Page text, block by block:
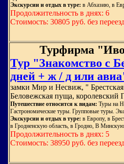
Экскурсии и отдых в туре: в Абхазию, в
Продолжительность в днях: 6
Стоимость: 30805 руб. без
Турфирма
Тур "Знакомство с
дней + ж / д или
замки Мир и Несвиж, " Брестская
Беловежская пуща, королевский
Путешествие относится к видам: Туры на
Гастрономические туры. Групповые туры.
Экскурсии и отдых в туре: в Европу, в
в Гродненскую область, в Гродно, В Минскую
Продолжительность в днях: 5
Стоимость: 38950 руб. без